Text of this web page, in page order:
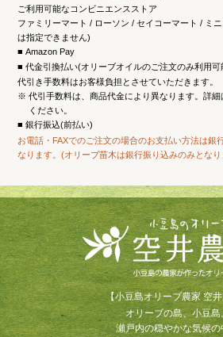
ご利用可能なコンビニエンスストア
ファミリーマート / ローソン / セイコーマート / ミ
は指定できません)
Amazon Pay
代金引換払い(オリーブオイルのご注文のみ利用
代引き手数料はお客様負担とさせていただきます。
※ 代引手数料は、商品代金により異なります。詳細
ください。
銀行振込(前払い)
お電話・FAXでのご注文の場合のお支払い方法は銀
なります。(オリーブ苗木は銀行振り込みのみとな
【小豆島オリーブ農家 空
オリーブの島、小豆島
瀬戸内の穏やかな気候の